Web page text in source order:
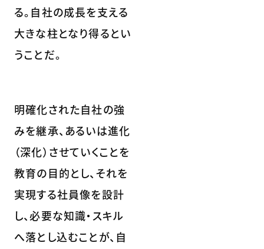
る。自社の成長を支える
大きな柱となり得るとい
うことだ。
明確化された自社の強
みを継承、あるいは進化
（深化）させていくことを
教育の目的とし、それを
実現する社員像を設計
し、必要な知識・スキル
へ落とし込むことが、自